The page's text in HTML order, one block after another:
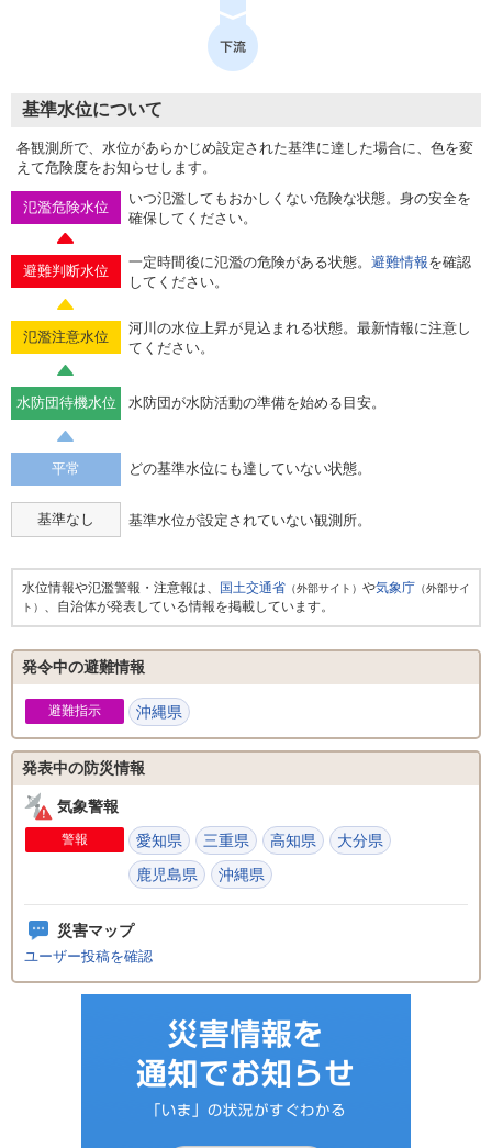
基準水位について
各観測所で、水位があらかじめ設定された基準に達した場合に、色を変
えて危険度をお知らせします。
氾濫危険水位
いつ氾濫してもおかしくない危険な状態。身の安全を
確保してください。
避難判断水位
一定時間後に氾濫の危険がある状態。 避難情報を確認
してください。
氾濫注意水位
河川の水位上昇が見込まれる状態。最新情報に注意し
てください。
水防団待機水位 水防団が水防活動の準備を始める目安。
平常 どの基準水位にも達していない状態。
基準なし 基準水位が設定されていない観測所。
水位情報や氾濫警報・注意報は、 国土交通省 （外部サイト） や気象庁 （外部サイ
ト） 、自治体が発表している情報を掲載しています。
発令中の避難情報
避難指示 沖縄県
発表中の防災情報
気象警報
警報 愛知県 三重県 高知県
大分県
鹿児島県
沖縄県
災害マップ
ユーザー投稿を確認